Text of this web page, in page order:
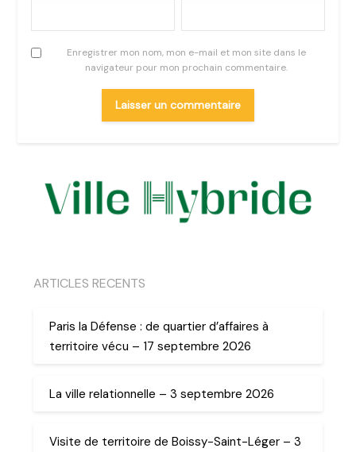
Enregistrer mon nom, mon e-mail et mon site dans le
navigateur pour mon prochain commentaire.
ARTICLES RECENTS
Paris la Défense : de quartier d’affaires à
territoire vécu – 17 septembre 2026
La ville relationnelle – 3 septembre 2026
Visite de territoire de Boissy-Saint-Léger – 3